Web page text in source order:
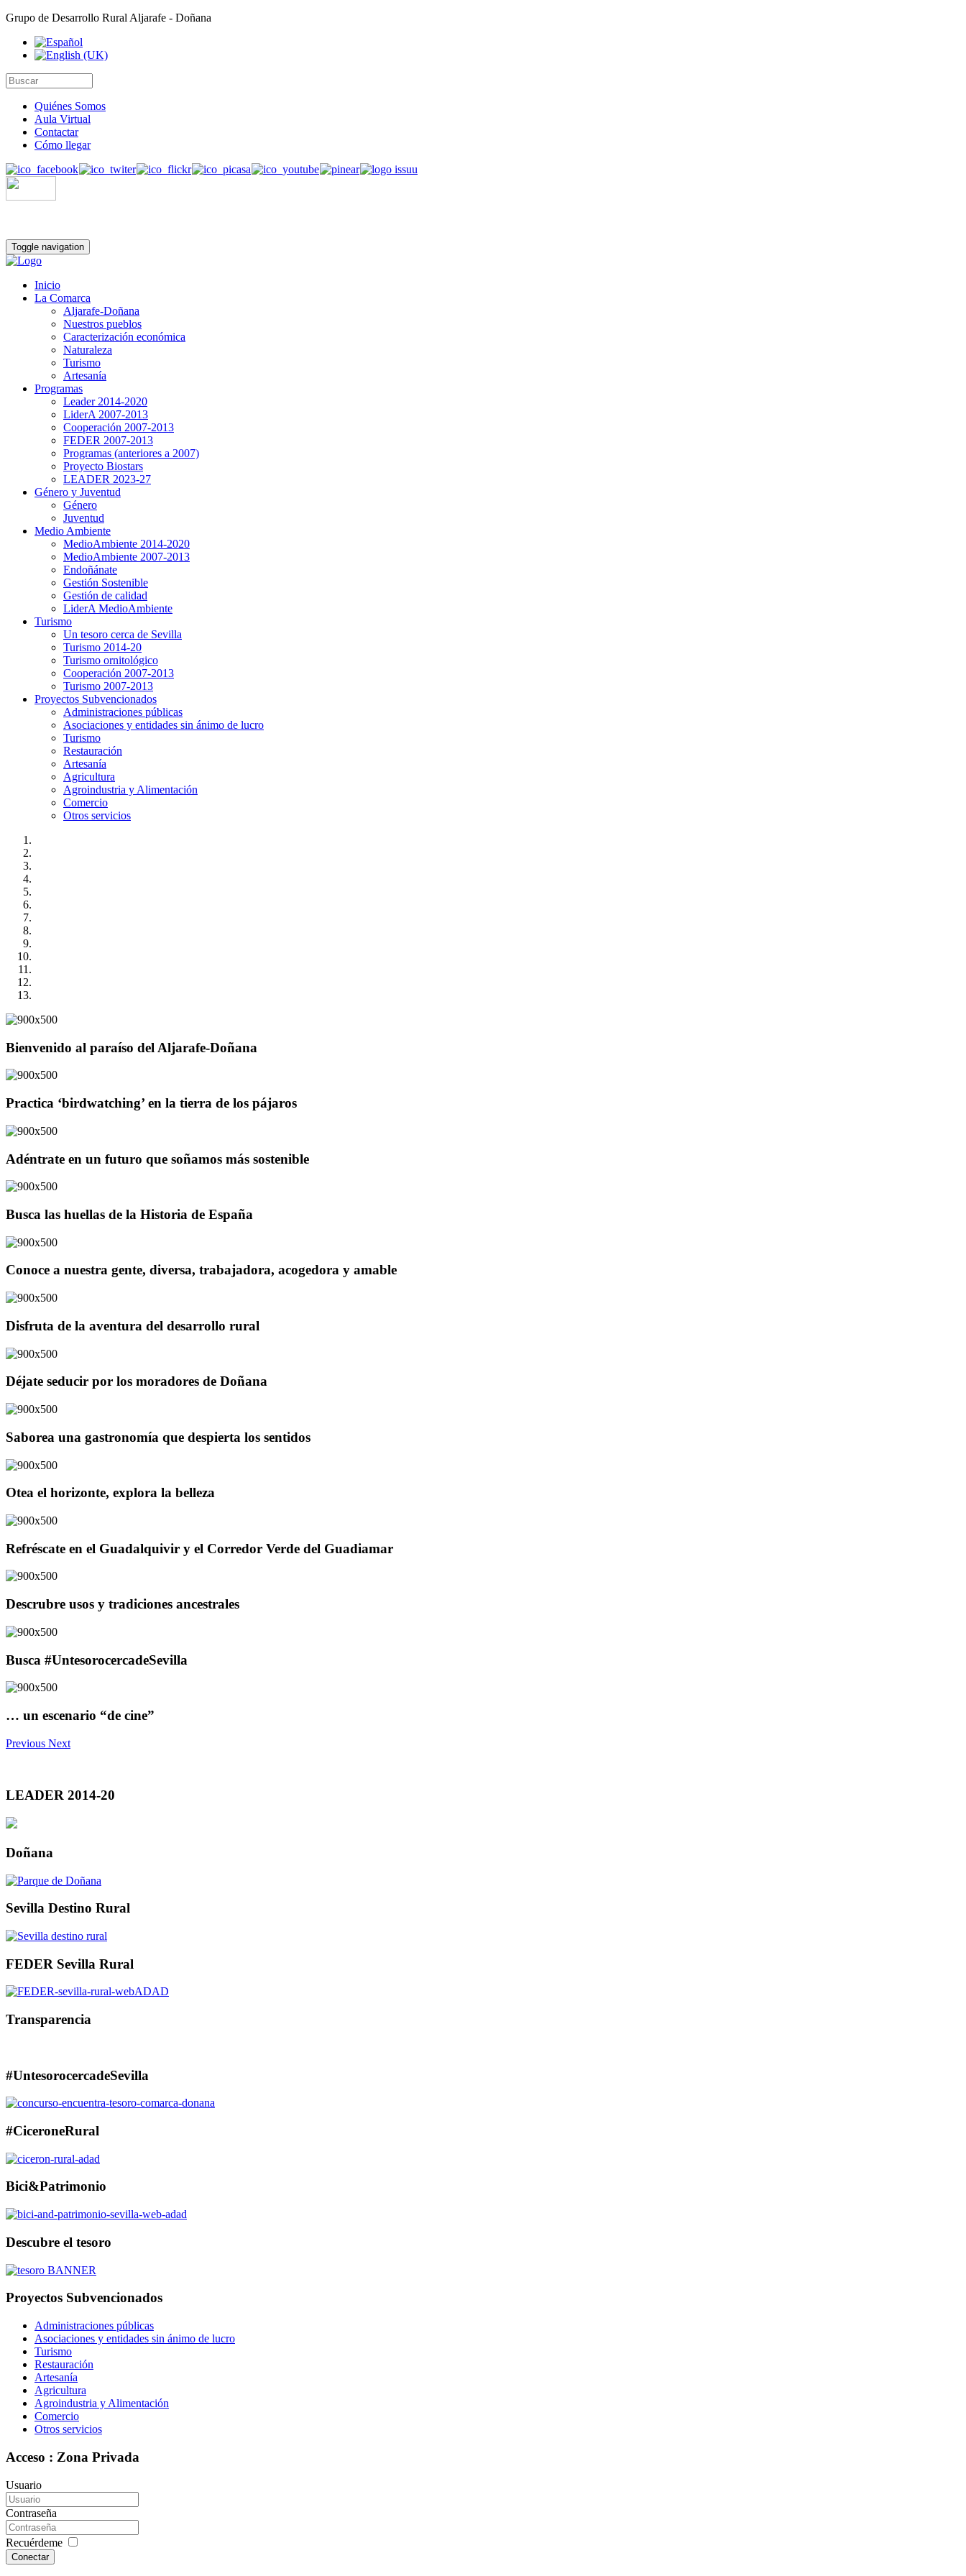
Grupo de Desarrollo Rural Aljarafe - Doñana
Quiénes Somos
Aula Virtual
Contactar
Cómo llegar
Toggle navigation
Inicio
La Comarca
Aljarafe-Doñana
Nuestros pueblos
Caracterización económica
Naturaleza
Turismo
Artesanía
Programas
Leader 2014-2020
LiderA 2007-2013
Cooperación 2007-2013
FEDER 2007-2013
Programas (anteriores a 2007)
Proyecto Biostars
LEADER 2023-27
Género y Juventud
Género
Juventud
Medio Ambiente
MedioAmbiente 2014-2020
MedioAmbiente 2007-2013
Endoñánate
Gestión Sostenible
Gestión de calidad
LiderA MedioAmbiente
Turismo
Un tesoro cerca de Sevilla
Turismo 2014-20
Turismo ornitológico
Cooperación 2007-2013
Turismo 2007-2013
Proyectos Subvencionados
Administraciones públicas
Asociaciones y entidades sin ánimo de lucro
Turismo
Restauración
Artesanía
Agricultura
Agroindustria y Alimentación
Comercio
Otros servicios
Bienvenido al paraíso del Aljarafe-Doñana
Practica ‘birdwatching’ en la tierra de los pájaros
Adéntrate en un futuro que soñamos más sostenible
Busca las huellas de la Historia de España
Conoce a nuestra gente, diversa, trabajadora, acogedora y amable
Disfruta de la aventura del desarrollo rural
Déjate seducir por los moradores de Doñana
Saborea una gastronomía que despierta los sentidos
Otea el horizonte, explora la belleza
Refréscate en el Guadalquivir y el Corredor Verde del Guadiamar
Descrubre usos y tradiciones ancestrales
Busca #UntesorocercadeSevilla
… un escenario “de cine”
Previous Next
LEADER 2014-20
Doñana
Sevilla Destino Rural
FEDER Sevilla Rural
Transparencia
#UntesorocercadeSevilla
#CiceroneRural
Bici&Patrimonio
Descubre el tesoro
Proyectos Subvencionados
Administraciones públicas
Asociaciones y entidades sin ánimo de lucro
Turismo
Restauración
Artesanía
Agricultura
Agroindustria y Alimentación
Comercio
Otros servicios
Acceso : Zona Privada
Usuario
Contraseña
Recuérdeme
Conectar